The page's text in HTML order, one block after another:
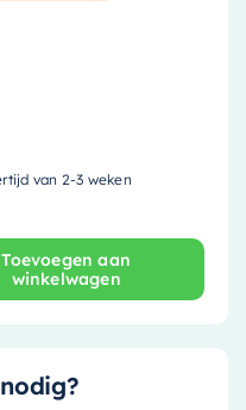
van 2-3 weken
149.5x29.5cm - solid
Toevoegen aan
winkelwagen